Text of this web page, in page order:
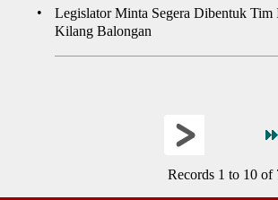
•
Legislator Minta Segera Dibentuk Tim
Kilang Balongan
Records 1 to 10 of